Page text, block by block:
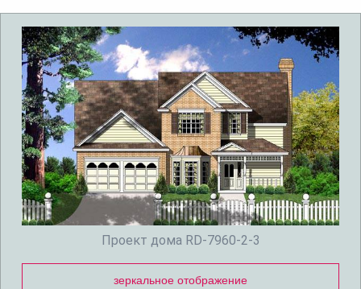
Проект дома RD-7960-2-3
зеркальное отображение